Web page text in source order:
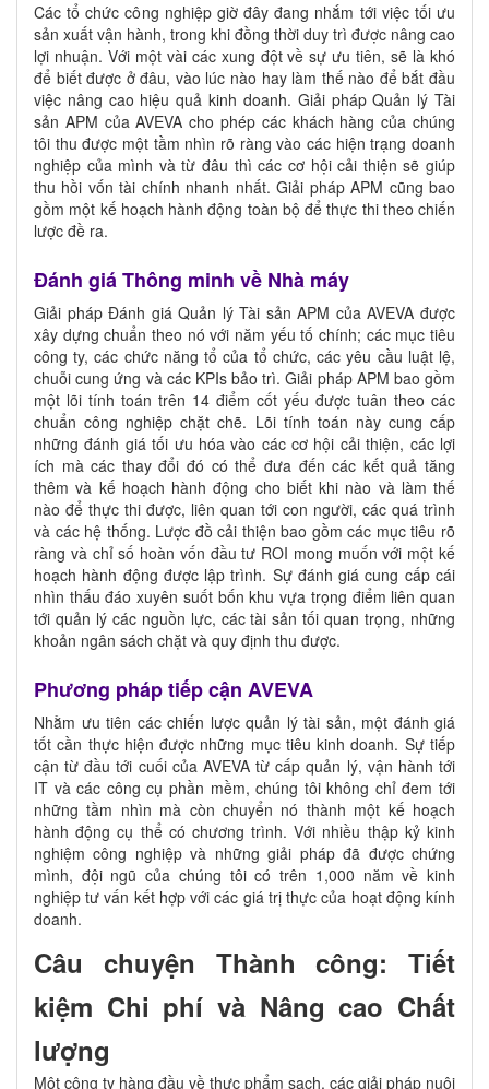
Các tổ chức công nghiệp giờ đây đang nhắm tới việc tối ưu
sản xuất vận hành, trong khi đồng thời duy trì được nâng cao
lợi nhuận. Với một vài các xung đột về sự ưu tiên, sẽ là khó
để biết được ở đâu, vào lúc nào hay làm thế nào để bắt đầu
việc nâng cao hiệu quả kinh doanh. Giải pháp Quản lý Tài
sản APM của AVEVA cho phép các khách hàng của chúng
tôi thu được một tầm nhìn rõ ràng vào các hiện trạng doanh
nghiệp của mình và từ đâu thì các cơ hội cải thiện sẽ giúp
thu hồi vốn tài chính nhanh nhất. Giải pháp APM cũng bao
gồm một kế hoạch hành động toàn bộ để thực thi theo chiến
lược đề ra.
Đánh giá Thông minh về Nhà máy
Giải pháp Đánh giá Quản lý Tài sản APM của AVEVA được
xây dựng chuẩn theo nó với năm yếu tố chính; các mục tiêu
công ty, các chức năng tổ của tổ chức, các yêu cầu luật lệ,
chuỗi cung ứng và các KPIs bảo trì. Giải pháp APM bao gồm
một lõi tính toán trên 14 điểm cốt yếu được tuân theo các
chuẩn công nghiệp chặt chẽ. Lõi tính toán này cung cấp
những đánh giá tối ưu hóa vào các cơ hội cải thiện, các lợi
ích mà các thay đổi đó có thể đưa đến các kết quả tăng
thêm và kế hoạch hành động cho biết khi nào và làm thế
nào để thực thi được, liên quan tới con người, các quá trình
và các hệ thống. Lược đồ cải thiện bao gồm các mục tiêu rõ
ràng và chỉ số hoàn vốn đầu tư ROI mong muốn với một kế
hoạch hành động được lập trình. Sự đánh giá cung cấp cái
nhìn thấu đáo xuyên suốt bốn khu vựa trọng điểm liên quan
tới quản lý các nguồn lực, các tài sản tối quan trọng, những
khoản ngân sách chặt và quy định thu được.
Phương pháp tiếp cận AVEVA
Nhằm ưu tiên các chiến lược quản lý tài sản, một đánh giá
tốt cần thực hiện được những mục tiêu kinh doanh. Sự tiếp
cận từ đầu tới cuối của AVEVA từ cấp quản lý, vận hành tới
IT và các công cụ phần mềm, chúng tôi không chỉ đem tới
những tầm nhìn mà còn chuyển nó thành một kế hoạch
hành động cụ thể có chương trình. Với nhiều thập kỷ kinh
nghiệm công nghiệp và những giải pháp đã được chứng
mình, đội ngũ của chúng tôi có trên 1,000 năm về kinh
nghiệp tư vấn kết hợp với các giá trị thực của hoạt động kính
doanh.
Câu chuyện Thành công: Tiết
kiệm Chi phí và Nâng cao Chất
lượng
Một công ty hàng đầu về thực phẩm sạch, các giải pháp nuôi